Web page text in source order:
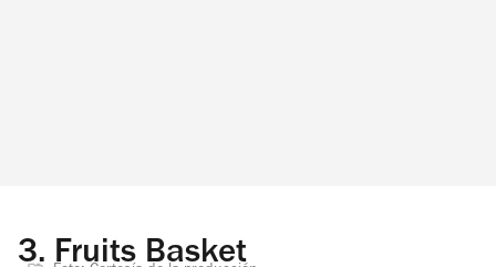
3. Fruits Basket